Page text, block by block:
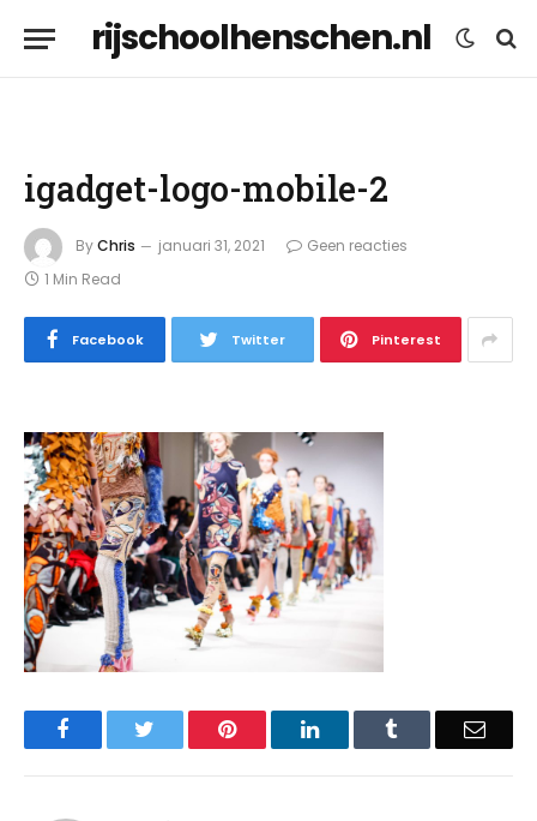
rijschoolhenschen.nl
igadget-logo-mobile-2
ByChris januari 31, 2021
Geen reacties
1 Min Read
Facebook Twitter Pinterest
Facebook Pinterest LinkedIn Email